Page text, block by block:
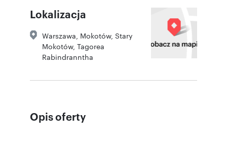
Lokalizacja
Warszawa Mokotów, Stary
Mokotów, Tagorea
Rabindranntha
Opis oferty